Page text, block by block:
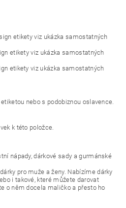
etikety viz ukázka samostatných
etikety viz ukázka samostatných
etikety viz ukázka samostatných
nebo s podobiznou oslavence.
k této položce.
nápady, dárkové sady a gurmánské
pro muže a ženy. Nabízíme dárky
i takové, které můžete darovat
o něm docela maličko a přesto ho